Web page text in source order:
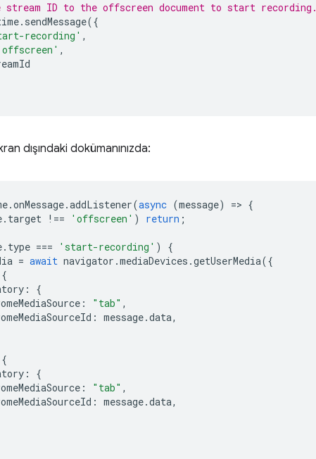
stream ID to the offscreen document to start recording.
. sendMessage({
recording' ,
,
dışındaki dokümanınızda:
.onMessage.addListener(async (message) => {
. target !== 'offscreen' ) return ;
. type === 'start-recording' )
{
= await navigator .mediaDevices .getUserMedia({
{
:
{
: "tab" ,
: message.data,
{
:
{
: "tab" ,
: message.data,